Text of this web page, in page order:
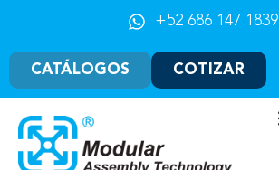
+52 686 147 1839
CATÁLOGOS COTIZAR